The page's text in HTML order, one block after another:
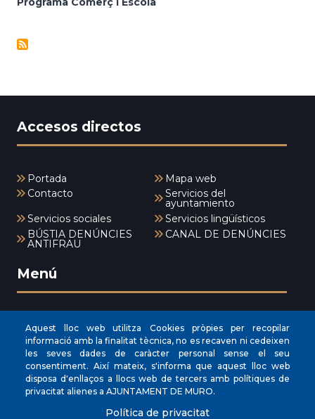
Accesos directos
Portada
Mapa web
Contacto
Servicios del
ayuntamiento
Servicios sociales
Servicios lingüísticos
BÚSTIA DENÚNCIES
ANTIFRAU
CANAL DE DENÚNCIES
Menú
INICI
AYUNTAMIENTO
NUESTRO MUNICIPIO
ÁREAS MUNICIPALES
SEDE ELECTRÓNICA
Aquest lloc web utilitza Cookies pròpies per recopilar
informació amb la finalitat tècnica, no es recaven ni cedeixen
les seves dades de caràcter personal sense el seu
consentiment. Així mateix, s'informa que aquest lloc web
disposa d'enllaços a llocs web de tercers amb polítiques de
privacitat alienes a AJUNTAMENT DE MURO.
Política de privacitat